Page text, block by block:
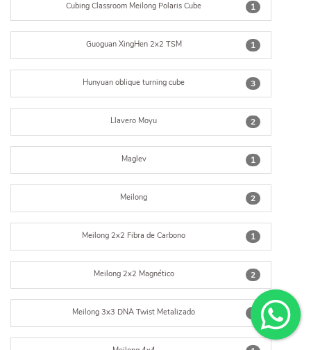
1
Cubing Classroom Meilong Polaris Cube
1
Guoguan XingHen 2x2 TSM
3
Hunyuan oblique turning cube
2
Llavero Moyu
1
Maglev
2
Meilong
1
Meilong 2x2 Fibra de Carbono
2
Meilong 2x2 Magnético
1
Meilong 3x3 DNA Twist Metalizado